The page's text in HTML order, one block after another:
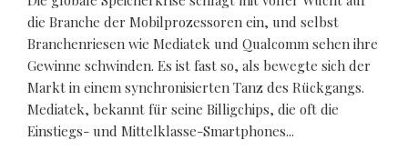
die Branche der Mobilprozessoren ein, und selbst
Branchenriesen wie Mediatek und Qualcomm sehen ihre
Gewinne schwinden. Es ist fast so, als bewegte sich der
Markt in einem synchronisierten Tanz des Rückgangs.
Mediatek, bekannt für seine Billigchips, die oft die
Einstiegs- und Mittelklasse-Smartphones...